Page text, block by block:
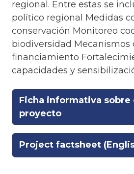
regional. Entre estas se
político regional Medidas
conservación Monitoreo
biodiversidad Mecanismos
financiamiento
capacidades y
Ficha informativa sobre
proyecto
Project factsheet